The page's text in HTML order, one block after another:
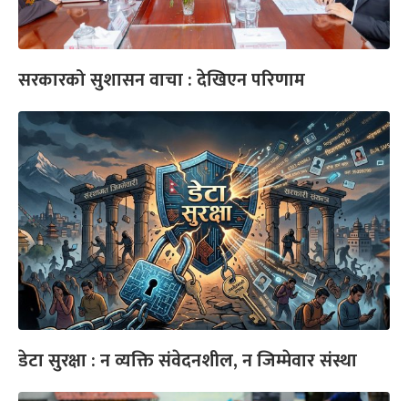
सरकारको सुशासन वाचा : देखिएन परिणाम
डेटा सुरक्षा : न व्यक्ति संवेदनशील, न जिम्मेवार संस्था